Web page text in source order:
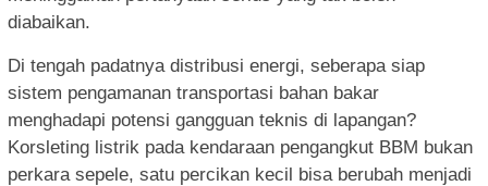
diabaikan.
Di tengah padatnya distribusi energi, seberapa siap
sistem pengamanan transportasi bahan bakar
menghadapi potensi gangguan teknis di lapangan?
Korsleting listrik pada kendaraan pengangkut BBM bukan
perkara sepele, satu percikan kecil bisa berubah menjadi